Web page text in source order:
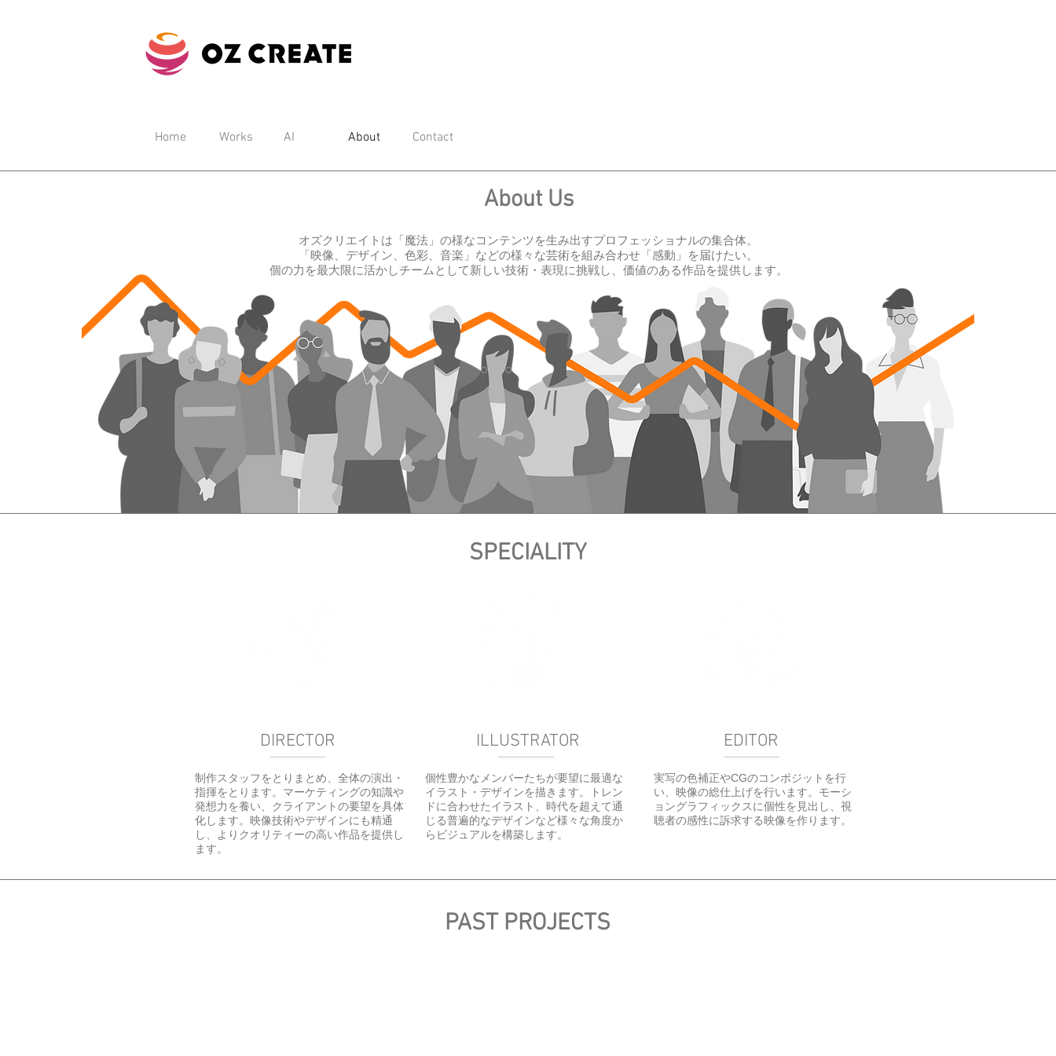
Home Works AI About Contact
About Us
オズクリエイトは「魔法」の様なコンテンツを生み出すプロフェッショナルの集合体。
「映像、デザイン、色彩、音楽」などの様々な芸術を組み合わせ「感動」を届けたい。
個の力を最大限に活かしチームとして新しい技術・表現に挑戦し、価値のある作品を提供します。
SPECIALITY
DIRECTOR ILLUSTRATOR EDITOR
制作スタッフをとりまとめ、全体の演出・
指揮をとります。マーケティングの知識や
発想力を養い、クライアントの要望を具体
化します。映像技術やデザインにも精通
し、よりクオリティーの高い作品を提供し
ます。
個性豊かなメンバーたちが要望に最適な
イラスト・デザインを描きます。トレン
ドに合わせたイラスト、時代を超えて通
じる普遍的なデザインなど様々な角度か
らビジュアルを構築します。
実写の色補正やCGのコンポジットを行
い、映像の総仕上げを行います。モーシ
ョングラフィックスに個性を見出し、視
聴者の感性に訴求する映像を作ります。
PAST PROJECTS